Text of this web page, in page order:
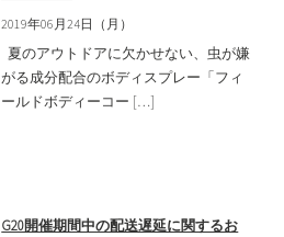
2019年06月24日（月）
夏のアウトドアに欠かせない、虫が嫌
がる成分配合のボディスプレー「フィ
ールドボディーコー […]
G20開催期間中の配送遅延に関するお